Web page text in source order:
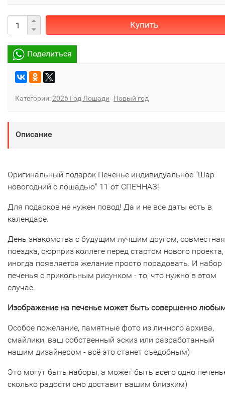
Купить
Поделиться
Категории:2026 Год Лошади Новый год
Описание
Оригинальный подарок Печенье индивидуальное "Шар
новогодний с лошадью" 11 от СПЕЧНАЗ!
Для подарков не нужен повод! Да и не все даты есть в
календаре.
День знакомства с будущим лучшим другом, совместная
поездка, сюрприз коллеге перед стартом нового
иногда появляется желание просто порадовать. И набор
печенья с прикольным рисунком - то, что нужно в этом
случае.
Изображение на печенье может быть совершенно
Особое пожелание, памятные фото из личного архива,
смайлики, ваш собственный эскиз или разработанный
нашим дизайнером - всё это станет съедобным)
Это могут быть наборы, а может быть всего одно
сколько радости оно доставит вашим близким)